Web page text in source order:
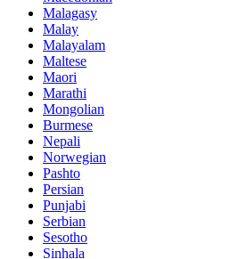
Malagasy
Malay
Malayalam
Maltese
Maori
Marathi
Mongolian
Burmese
Nepali
Norwegian
Pashto
Persian
Punjabi
Serbian
Sesotho
Sinhala